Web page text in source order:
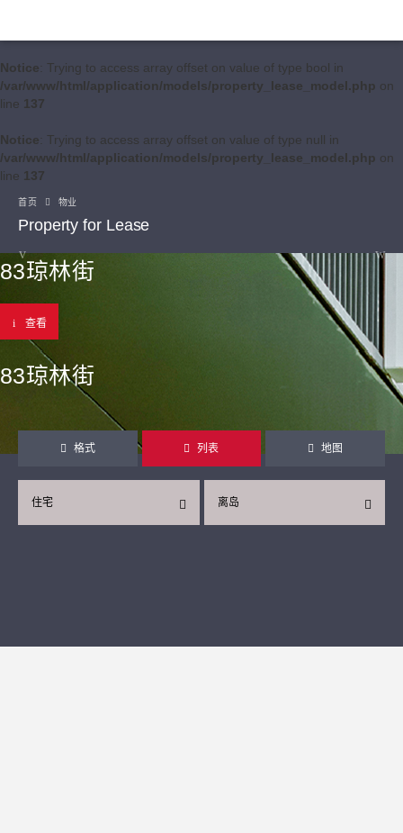
Notice: Trying to access array offset on value of type bool in
/var/www/html/application/models/property_lease_model.php on
line 137
Notice: Trying to access array offset on value of type null in
/var/www/html/application/models/property_lease_model.php on
line 137
首页 物业
Property for Lease
83琼林街
查看
83琼林街
格式 列表 地图
离岛
住宅